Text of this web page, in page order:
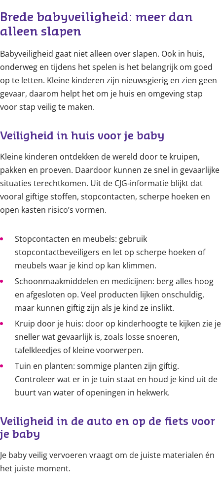
Brede babyveiligheid: meer dan
alleen slapen
Babyveiligheid gaat niet alleen over slapen. Ook in huis,
onderweg en tijdens het spelen is het belangrijk om goed
op te letten. Kleine kinderen zijn nieuwsgierig en zien geen
gevaar, daarom helpt het om je huis en omgeving stap
voor stap veilig te maken.
Veiligheid in huis voor je baby
Kleine kinderen ontdekken de wereld door te kruipen,
pakken en proeven. Daardoor kunnen ze snel in gevaarlijke
situaties terechtkomen. Uit de CJG‑informatie blijkt dat
vooral giftige stoffen, stopcontacten, scherpe hoeken en
open kasten risico’s vormen.
Stopcontacten en meubels: gebruik
stopcontactbeveiligers en let op scherpe hoeken of
meubels waar je kind op kan klimmen.
Schoonmaakmiddelen en medicijnen: berg alles hoog
en afgesloten op. Veel producten lijken onschuldig,
maar kunnen giftig zijn als je kind ze inslikt.
Kruip door je huis: door op kinderhoogte te kijken zie je
sneller wat gevaarlijk is, zoals losse snoeren,
tafelkleedjes of kleine voorwerpen.
Tuin en planten: sommige planten zijn giftig.
Controleer wat er in je tuin staat en houd je kind uit de
buurt van water of openingen in hekwerk.
Veiligheid in de auto en op de fiets voor
je baby
Je baby veilig vervoeren vraagt om de juiste materialen én
het juiste moment.